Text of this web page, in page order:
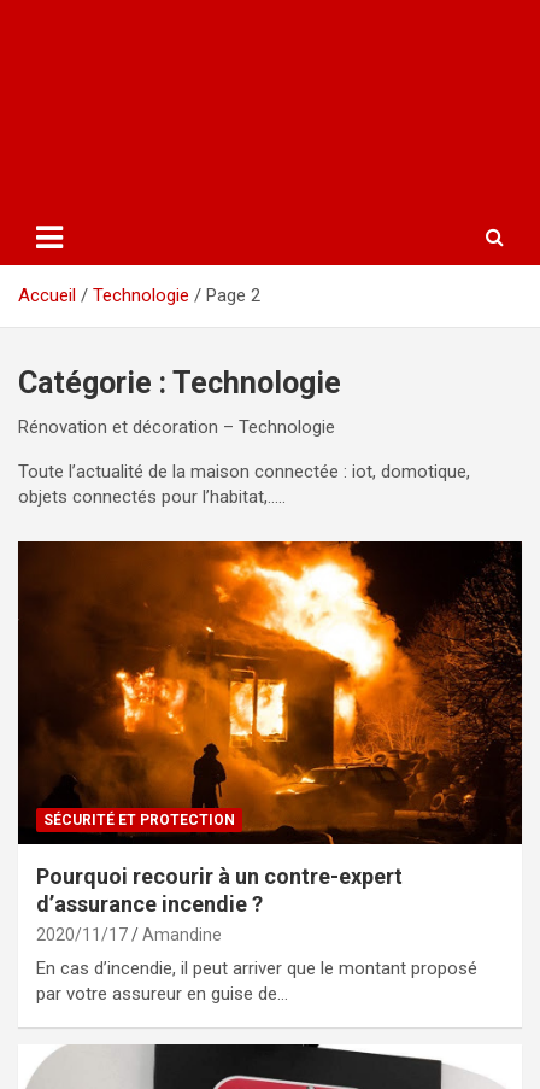
Accueil Technologie Page 2
Catégorie : Technologie
Rénovation et décoration – Technologie
Toute l’actualité de la maison connectée : iot, domotique,
objets connectés pour l’habitat,…..
SÉCURITÉ ET PROTECTION
Pourquoi recourir à un contre-expert
d’assurance incendie ?
2020/11/17 Amandine
En cas d’incendie, il peut arriver que le montant proposé
par votre assureur en guise de…